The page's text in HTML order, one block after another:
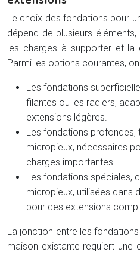
Le choix des fondations pour
dépend de plusieurs
les charges à supporter et la
Parmi les options courantes,
Les fondations
filantes ou les radiers,
extensions légères.
Les fondations profondes,
micropieux, nécessaires
charges importantes.
Les fondations spéciales,
micropieux, utilisées dans
pour des extensions
La jonction entre les
maison existante requiert une